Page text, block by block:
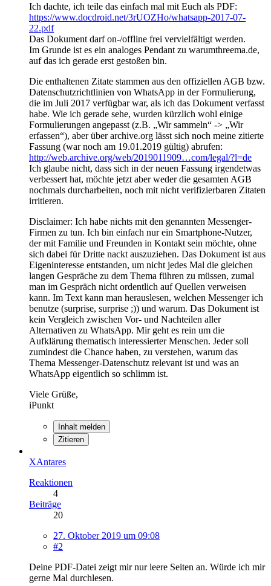
Ich dachte, ich teile das einfach mal mit Euch als PDF:
https://www.docdroid.net/3rUOZHo/whatsapp-2017-07-
22.pdf
Das Dokument darf on-/offline frei vervielfältigt werden.
Im Grunde ist es ein analoges Pendant zu warumthreema.de,
auf das ich gerade erst gestoßen bin.
Die enthaltenen Zitate stammen aus den offiziellen AGB bzw.
Datenschutzrichtlinien von WhatsApp in der Formulierung,
die im Juli 2017 verfügbar war, als ich das Dokument verfasst
habe. Wie ich gerade sehe, wurden kürzlich wohl einige
Formulierungen angepasst (z.B. „Wir sammeln“ -> „Wir
erfassen“), aber über archive.org lässt sich noch meine zitierte
Fassung (war noch am 19.01.2019 gültig) abrufen:
http://web.archive.org/web/2019011909…com/legal/?l=de
Ich glaube nicht, dass sich in der neuen Fassung irgendetwas
verbessert hat, möchte jetzt aber weder die gesamten AGB
nochmals durcharbeiten, noch mit nicht verifizierbaren Zitaten
irritieren.
Disclaimer: Ich habe nichts mit den genannten Messenger-
Firmen zu tun. Ich bin einfach nur ein Smartphone-Nutzer,
der mit Familie und Freunden in Kontakt sein möchte, ohne
sich dabei für Dritte nackt auszuziehen. Das Dokument ist aus
Eigeninteresse entstanden, um nicht jedes Mal die gleichen
langen Gespräche zu dem Thema führen zu müssen, zumal
man im Gespräch nicht ordentlich auf Quellen verweisen
kann. Im Text kann man herauslesen, welchen Messenger ich
benutze (surprise, surprise ;)) und warum. Das Dokument ist
kein Vergleich zwischen Vor- und Nachteilen aller
Alternativen zu WhatsApp. Mir geht es rein um die
Aufklärung thematisch interessierter Menschen. Jeder soll
zumindest die Chance haben, zu verstehen, warum das
Thema Messenger-Datenschutz relevant ist und was an
WhatsApp eigentlich so schlimm ist.
Viele Grüße,
iPunkt
Inhalt melden
Zitieren
XAntares
Reaktionen
4
Beiträge
20
27. Oktober 2019 um 09:08
#2
Deine PDF-Datei zeigt mir nur leere Seiten an. Würde ich mir
gerne Mal durchlesen.